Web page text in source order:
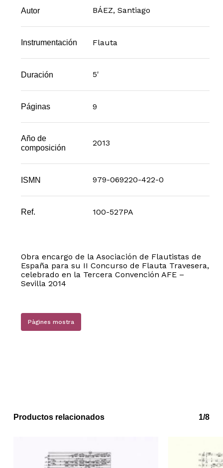
Autor BÁEZ, Santiago
Instrumentación Flauta
Duración 5'
Páginas 9
Año de
composición
2013
ISMN 979-069220-422-0
Ref. 100-527PA
Obra encargo de la Asociación de Flautistas de
España para su II Concurso de Flauta Travesera,
celebrado en la Tercera Convención AFE –
Sevilla 2014
Pàgines mostra
Productos relacionados 1/8